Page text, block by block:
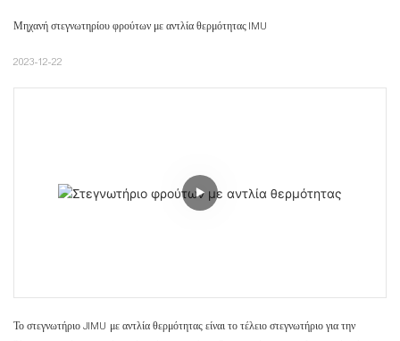
Μηχανή στεγνωτηρίου φρούτων με αντλία θερμότητας IMU
2023-12-22
Το στεγνωτήριο JIMU με αντλία θερμότητας είναι το τέλειο στεγνωτήριο για την